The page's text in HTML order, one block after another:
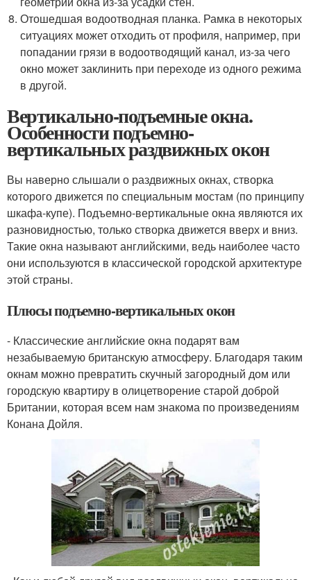
Отошедшая водоотводная планка. Рамка в некоторых
ситуациях может отходить от профиля, например, при
попадании грязи в водоотводящий канал, из-за чего
окно может заклинить при переходе из одного режима
в другой.
Вертикально-подъемные окна.
Особенности подъемно-
вертикальных раздвижных окон
Вы наверно слышали о раздвижных окнах, створка
которого движется по специальным мостам (по принципу
шкафа-купе). Подъемно-вертикальные окна являются их
разновидностью, только створка движется вверх и вниз.
Такие окна называют английскими, ведь наиболее часто
они используются в классической городской архитектуре
этой страны.
Плюсы подъемно-вертикальных окон
- Классические английские окна подарят вам
незабываемую британскую атмосферу. Благодаря таким
окнам можно превратить скучный загородный дом или
городскую квартиру в олицетворение старой доброй
Британии, которая всем нам знакома по произведениям
Конана Дойля.